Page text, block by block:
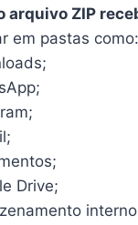
arquivo ZIP
em pastas como:
Drive;